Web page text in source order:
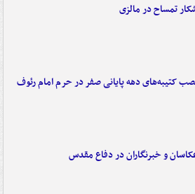
تمساح در مالزی
کتیبه‌های دهه پایانی صفر در حرم امام رئوف
و خبرنگاران در دفاع مقدس